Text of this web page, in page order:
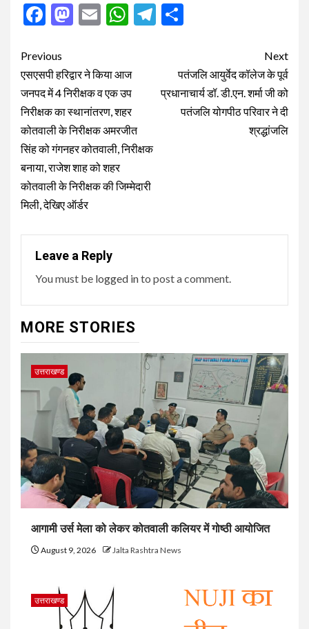
Facebook
Mastodon
EmailWhatsApp
Telegram
Post
navigation
Previous
एसएसपी हरिद्वार ने किया आज
जनपद में 4 निरीक्षक व एक उप
निरीक्षक का स्थानांतरण, शहर
कोतवाली के निरीक्षक अमरजीत
सिंह को गंगनहर कोतवाली, निरीक्षक
बनाया, राजेश शाह को शहर
कोतवाली के निरीक्षक की जिम्मेदारी
मिली, देखिए ऑर्डर
Next
पतंजलि आयुर्वेद कॉलेज के पूर्व
प्रधानाचार्य डॉ. डी.एन. शर्मा जी को
पतंजलि योगपीठ परिवार ने दी
श्रद्धांजलि
Leave a Reply
You must be logged into post a comment.
MORE STORIES
उत्तराखण्ड
आगामी उर्स मेला को लेकर कोतवाली कलियर में गोष्ठी आयोजित
August 9, 2026 Jalta Rashtra News
उत्तराखण्ड